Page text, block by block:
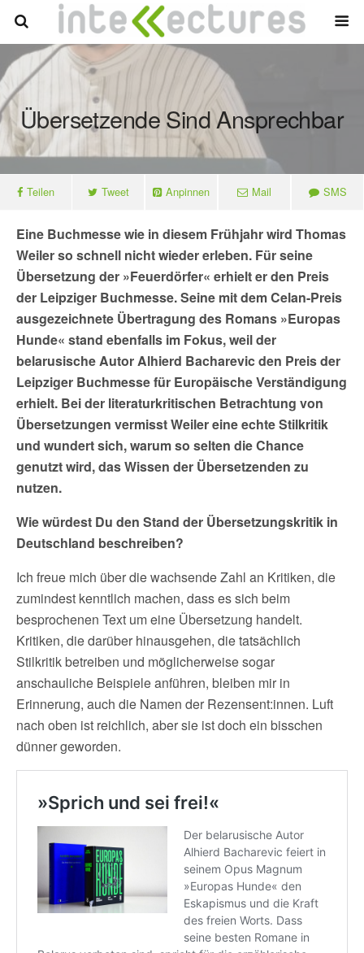
Übersetzende Sind Ansprechbar
Teilen Tweet Anpinnen Mail SMS
Eine Buchmesse wie in diesem Frühjahr wird Thomas
Weiler so schnell nicht wieder erleben. Für seine
Übersetzung der »Feuerdörfer« erhielt er den Preis
der Leipziger Buchmesse. Seine mit dem Celan-Preis
ausgezeichnete Übertragung des Romans »Europas
Hunde« stand ebenfalls im Fokus, weil der
belarusische Autor Alhierd Bacharevic den Preis der
Leipziger Buchmesse für Europäische Verständigung
erhielt. Bei der literaturkritischen Betrachtung von
Übersetzungen vermisst Weiler eine echte Stilkritik
und wundert sich, warum so selten die Chance
genutzt wird, das Wissen der Übersetzenden zu
nutzen.
Wie würdest Du den Stand der Übersetzungskritik in
Deutschland beschreiben?
Ich freue mich über die wachsende Zahl an Kritiken, die
zumindest kenntlich machen, dass es sich beim
besprochenen Text um eine Übersetzung handelt.
Kritiken, die darüber hinausgehen, die tatsächlich
Stilkritik betreiben und möglicherweise sogar
anschauliche Beispiele anführen, bleiben mir in
Erinnerung, auch die Namen der Rezensent:innen. Luft
nach oben ist reichlich, aber sie ist doch ein bisschen
dünner geworden.